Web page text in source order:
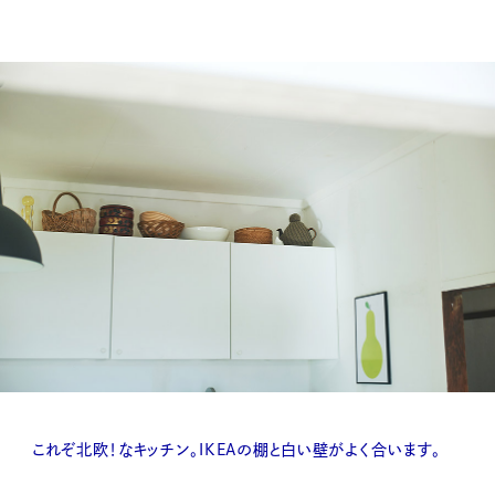
これぞ北欧！なキッチン。IKEAの棚と白い壁がよく合います。